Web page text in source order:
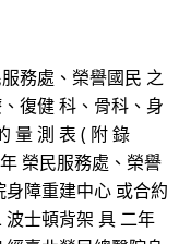
務處、榮譽國民 之
復健 科、骨科、身
量 測 表 ( 附 錄
榮民服務處、榮譽
障重建中心 或合約
波士頓背架 具 二年